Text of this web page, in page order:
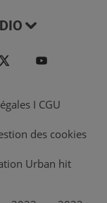
I CGU
des cookies
Urban hit